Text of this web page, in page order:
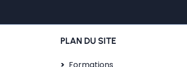
PLAN DU SITE
Formations